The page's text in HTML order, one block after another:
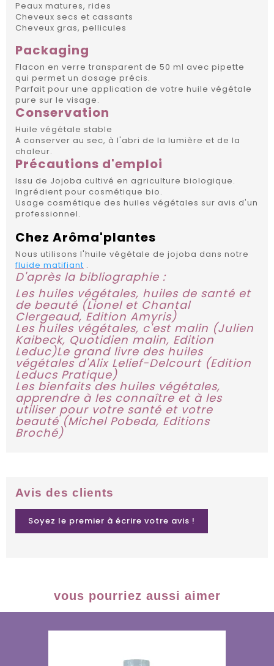
Peaux matures, rides
Cheveux secs et cassants
Cheveux gras, pellicules
Packaging
Flacon en verre transparent de 50 ml avec pipette
qui permet un dosage précis.
Parfait pour une application de votre huile végétale
pure sur le visage.
Conservation
Huile végétale stable
A conserver au sec, à l'abri de la lumière et de la
chaleur.
Précautions d'emploi
Issu de Jojoba cultivé en agriculture biologique.
Ingrédient pour cosmétique bio.
Usage cosmétique des huiles végétales sur avis d'un
professionnel.
Chez Arôma'plantes
Nous utilisons l'huile végétale de jojoba dans notre
fluide matifiant .
D'après la bibliographie :
Les huiles végétales, huiles de santé et
de beauté (Lionel et Chantal
Clergeaud, Edition Amyris)
Les huiles végétales, c'est malin (Julien
Kaibeck, Quotidien malin, Edition
Leduc)Le grand livre des huiles
végétales d'Alix Lelief-Delcourt (Edition
Leducs Pratique)
Les bienfaits des huiles végétales,
apprendre à les connaître et à les
utiliser pour votre santé et votre
beauté (Michel Pobeda, Editions
Broché)
Avis des clients
Soyez le premier à écrire votre avis !
vous pourriez aussi aimer